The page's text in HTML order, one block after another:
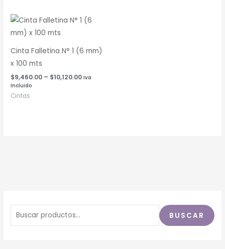
BUSCAR
Cinta Falletina N° 1 (6 mm)
x 100 mts
$9,460.00 – $10,120.00
Rango
de
$9,460.00
hasta
Iva
Incluido
Cintas